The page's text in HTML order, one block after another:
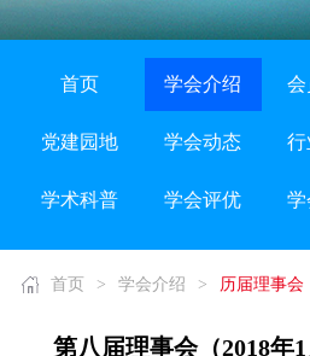
首页 学会介绍 会
党建园地 学会动态 行
学术科普 学会评优 学
首页 > 学会介绍 > 历届理事会
第八届理事会（2018年1